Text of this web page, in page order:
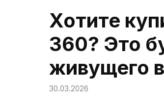
Хотите
360? Это
живущего
30.03.2026